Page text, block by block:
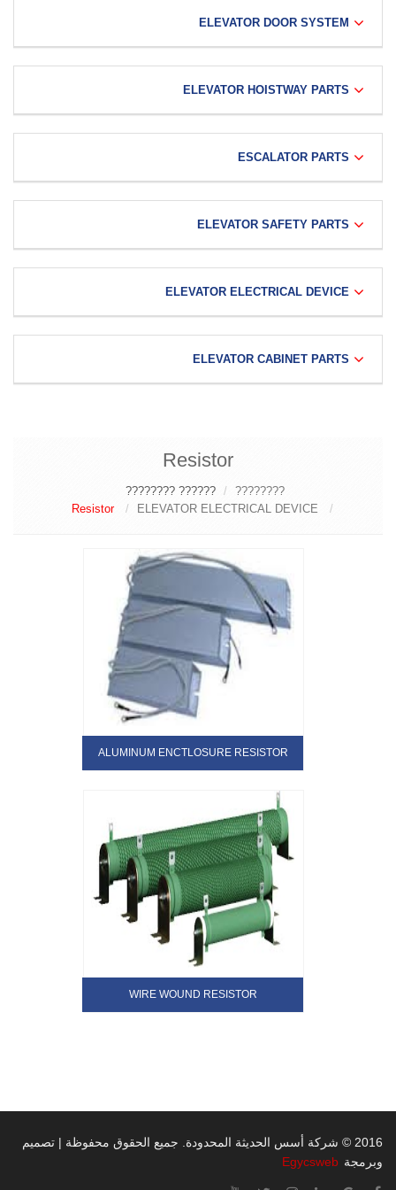
ELEVATOR DOOR SYSTEM
ELEVATOR HOISTWAY PARTS
ESCALATOR PARTS
ELEVATOR SAFETY PARTS
ELEVATOR ELECTRICAL DEVICE
ELEVATOR CABINET PARTS
Resistor
????????
?????? ????????
ELEVATOR ELECTRICAL DEVICE
Resistor
ALUMINUM ENCTLOSURE RESISTOR
WIRE WOUND RESISTOR
2016 © شركة أسس الحديثة المحدودة. جميع الحقوق محفوظة | تصميم
وبرمجة Egycsweb